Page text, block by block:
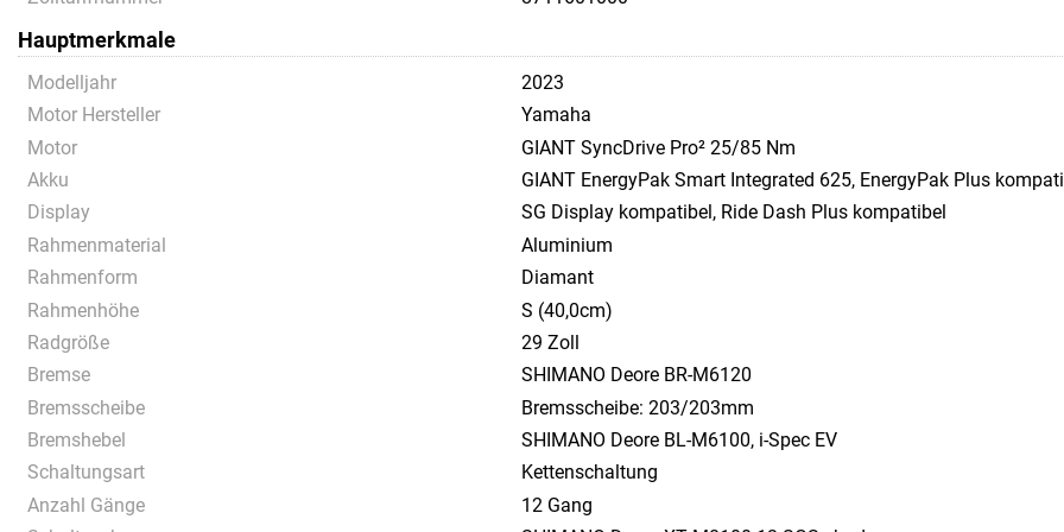
Hauptmerkmale
Modelljahr
2023
Motor Hersteller
Yamaha
Motor
GIANT SyncDrive Pro² 25/85 Nm
Akku
GIANT EnergyPak Smart Integrated 625, EnergyPak Plus
Display
SG Display kompatibel, Ride Dash Plus kompatibel
Rahmenmaterial
Aluminium
Rahmenform
Diamant
Rahmenhöhe
S (40,0cm)
Radgröße
29 Zoll
Bremse
SHIMANO Deore BR-M6120
Bremsscheibe
Bremsscheibe: 203/203mm
Bremshebel
SHIMANO Deore BL-M6100, i-Spec EV
Schaltungsart
Kettenschaltung
Anzahl Gänge
12 Gang